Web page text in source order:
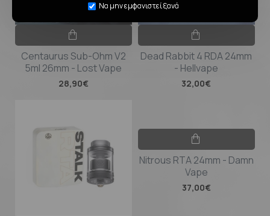
Να μην εμφανιστεί ξανά
Centaurus Sub-Ohm V2
5ml 26mm - Lost Vape
28,90€
Dead Rabbit 4 RDA 24mm
- Hellvape
32,00€
Nitrous RTA 24mm - Damn
Vape
37,00€